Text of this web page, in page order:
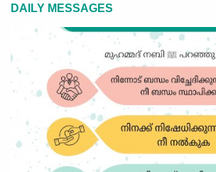
DAILY MESSAGES